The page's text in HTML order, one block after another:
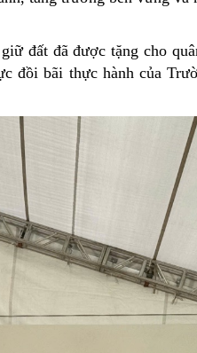
đất đã được tặng cho
đồi bãi thực hành của